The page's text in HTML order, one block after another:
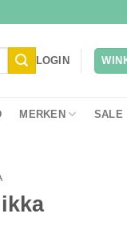
LOGIN
MERKEN SALE